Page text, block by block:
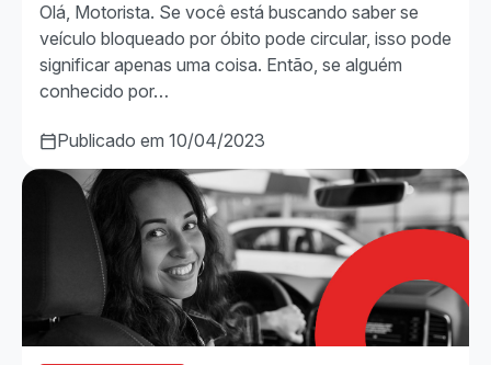
Olá, Motorista. Se você está buscando saber se
veículo bloqueado por óbito pode circular, isso pode
significar apenas uma coisa. Então, se alguém
conhecido por…
Publicado em 10/04/2023